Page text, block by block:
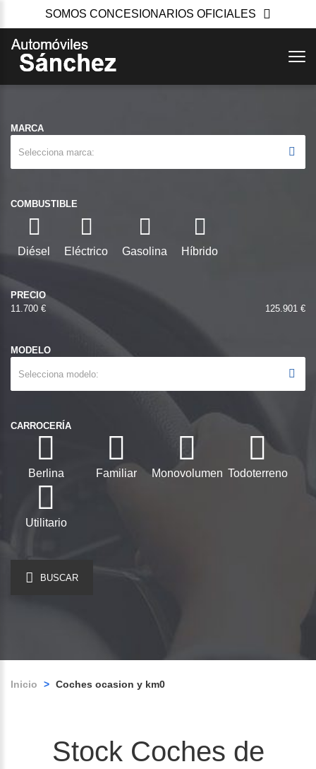
SOMOS CONCESIONARIOS OFICIALES
MARCA
Selecciona marca
COMBUSTIBLE
Diésel Eléctrico Gasolina Híbrido
PRECIO
11.700 €
125.901 €
MODELO
Selecciona modelo
CARROCERÍA
Berlina Familiar Monovolumen Todoterreno
Utilitario
BUSCAR
Inicio > Coches ocasion y km0
Stock Coches de